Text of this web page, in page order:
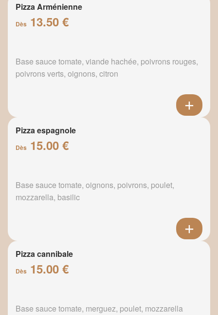
Pizza Arménienne
Dès 13.50 €
Base sauce tomate, viande hachée, poivrons rouges,
poivrons verts, oignons, citron
Pizza espagnole
Dès 15.00 €
Base sauce tomate, oignons, poivrons, poulet,
mozzarella, basilic
Pizza cannibale
Dès 15.00 €
Base sauce tomate, merguez, poulet, mozzarella